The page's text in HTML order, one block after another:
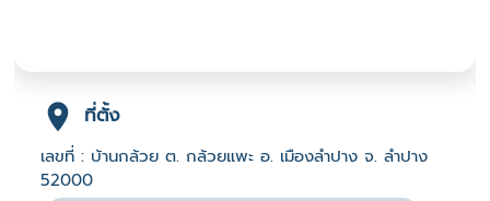
ที่ตั้ง
เลขที่ : บ้านกล้วย ต. กล้วยแพะ อ. เมืองลำปาง จ. ลำปาง
52000